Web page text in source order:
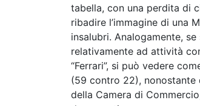
tabella, con una perdita di
ribadire l’immagine di una
insalubri. Analogamente,
relativamente ad attività
“Ferrari”, si può vedere
(59 contro 22), nonostante
della Camera di